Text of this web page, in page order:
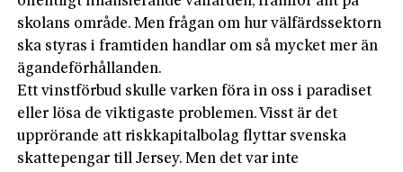
skolans område. Men frågan om hur välfärdssektorn
ska styras i framtiden handlar om så mycket mer än
ägandeförhållanden.
Ett vinstförbud skulle varken föra in oss i paradiset
eller lösa de viktigaste problemen. Visst är det
upprörande att riskkapitalbolag flyttar svenska
skattepengar till Jersey. Men det var inte